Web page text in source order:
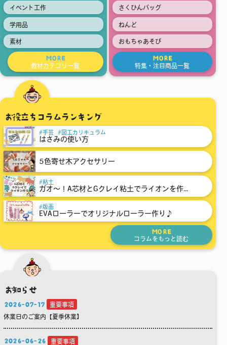
イベント工作
学用品
素材
MORE
教材カテゴリ一覧
さくひんバッグ
ねんど
おもちゃあそび
MORE
特集・注目商品一覧
お役立ちコラムランキング
手芸 図工カリキュラム
はさみの使い方
5色寄せ木アクセサリー
粘土
ガオ～！A芯材とGクレイ粘土でライオンを作...
版画
EVAローラーでオリジナルローラー作り♪
MORE
コラムをもっと読む
お知らせ
2026-07-17
重要事項
休業日のご案内【夏季休業】
2026-06-26
重要事項